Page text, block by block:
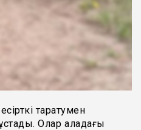
таратумен
Олар қаладағы